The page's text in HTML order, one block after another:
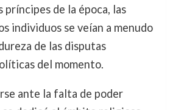
príncipes de la época, las
individuos se veían a menudo
de las disputas
del momento.
ante la falta de poder